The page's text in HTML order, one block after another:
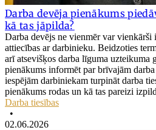
Darba devēja pienākums
kā tas jāpilda?
Darba devējs ne vienmēr var vienkārši
attiecības ar darbinieku. Beidzoties
arī atsevišķos darba līguma uzteikuma
pienākums informēt par brīvajām
iespējām darbiniekam turpināt darba
pienākums rodas un kā tas pareizi
Darba tiesības
•
02.06.2026